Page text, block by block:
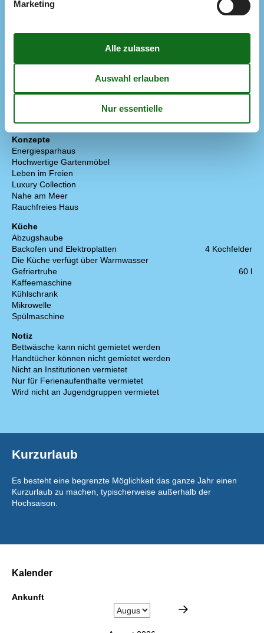
Der Palast
19 km
Entfernung Flughafen CPH
Entfernung zu Angelmöglichkeiten
350 m
Nächstes Restaurant
2,4 km
Tennisplatz
19 km
Konzepte
Energiesparhaus
Hochwertige Gartenmöbel
Leben im Freien
Luxury Collection
Nahe am Meer
Rauchfreies Haus
Küche
Abzugshaube
Backofen und Elektroplatten
4 Kochfelder
Die Küche verfügt über Warmwasser
Gefriertruhe
60 l
Kaffeemaschine
Kühlschrank
Mikrowelle
Spülmaschine
Notiz
Bettwäsche kann nicht gemietet werden
Handtücher können nicht gemietet werden
Nicht an Institutionen vermietet
Nur für Ferienaufenthalte vermietet
Wird nicht an Jugendgruppen vermietet
Kurzurlaub
Es besteht eine begrenzte Möglichkeit das ganze Jahr einen
Kurzurlaub zu machen, typischerweise außerhalb der
Hochsaison.
Kalender
Ankunft
Marketing